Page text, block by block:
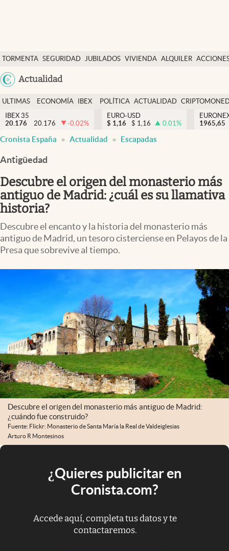
TORMENTA SEGURIDAD JUBILADOS VIVIENDA ALQUILER
USA
Actualidad
Economía y finanzas
Política
Actualidad
Criptomonedas
España
ULTIMAS
NOTICIAS
ECONOMÍA
FINANZAS
IBEX
EURO
POLÍTICA ACTUALIDAD
IBEX 35
20.176
20.176 -0.02%
EURO-USD
$ 1,16 $ 1,16 0.01%
1965,65
Cronista España Actualidad Escapadas
Antigüedad
Descubre el origen del monasterio más
antiguo de Madrid: ¿cuál es su llamativa
historia?
Descubre el encanto y la historia del monasterio más
antiguo de Madrid, un tesoro cisterciense en Pelayos de la
Presa que sobrevive al tiempo.
Descubre el origen del monasterio más antiguo de Madrid:
¿cuándo fue construido?
Fuente: Flickr: Monasterio de Santa María la Real de Valdeiglesias
Arturo R Montesinos
¿Quieres publicitar en
Cronista.com?
Accede aquí, completa tus datos y te
contactaremos.